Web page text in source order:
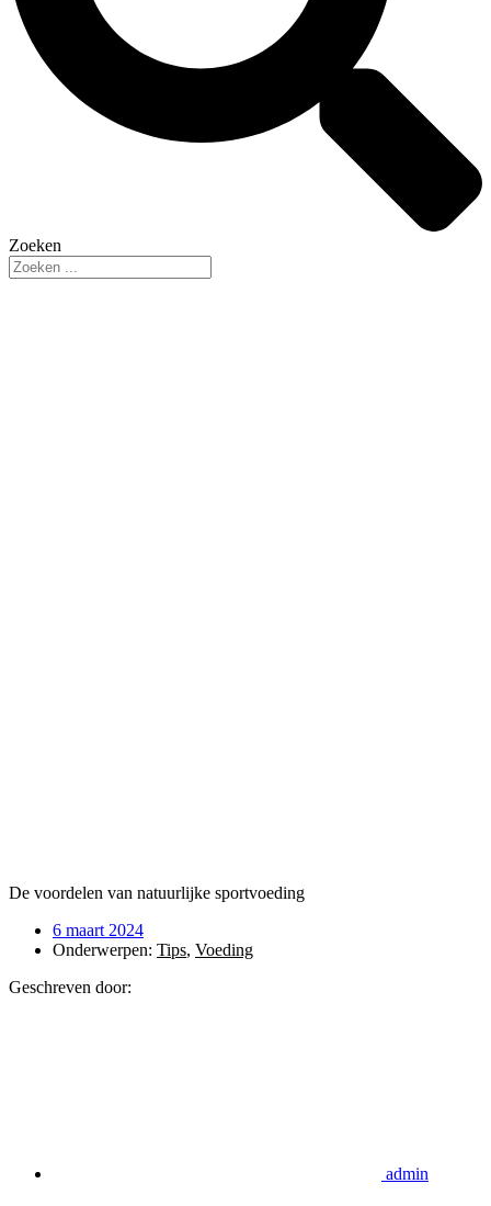
Zoeken
De voordelen van natuurlijke sportvoeding
6 maart 2024
Onderwerpen: Tips, Voeding
Geschreven door:
admin